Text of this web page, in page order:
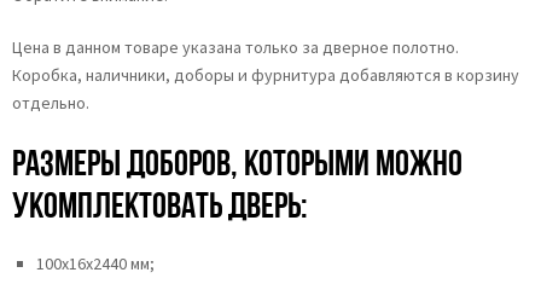
Цена в данном товаре указана только за дверное полотно.
Коробка, наличники, доборы и фурнитура добавляются в корзину
отдельно.
Размеры доборов, которыми можно
укомплектовать дверь:
100х16х2440 мм;